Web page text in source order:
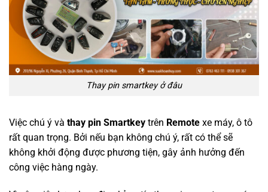
Thay pin smartkey ở đâu
Việc chú ý và thay pin Smartkey trên Remote xe máy, ô tô
rất quan trọng. Bởi nếu bạn không chú ý, rất có thể sẽ
không khởi động được phương tiện, gây ảnh hưởng đến
công việc hàng ngày.